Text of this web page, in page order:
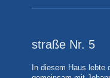
straße Nr. 5
In diesem Haus lebte